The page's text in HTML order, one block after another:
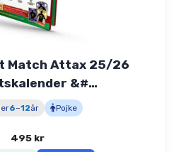
Match Attax 25/26
&#…
6–12år Pojke
495 kr